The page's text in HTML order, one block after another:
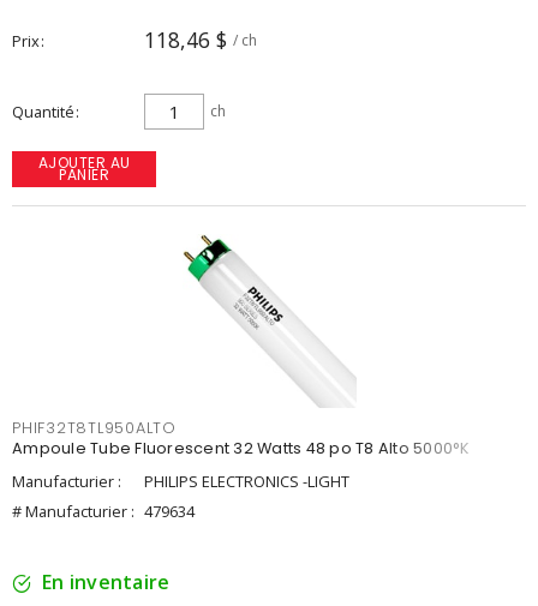
Prix 118,46 $ / ch
Quantité ch
AJOUTER AU
PANIER
PHIF32T8TL950ALTO
Ampoule Tube Fluorescent 32 Watts 48 po T8 Alto 5000°K
Manufacturier :
PHILIPS ELECTRONICS -LIGHT
# Manufacturier : 479634
En inventaire